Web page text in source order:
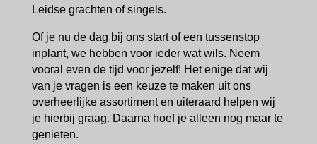
Leidse grachten of singels.
Of je nu de dag bij ons start of een tussenstop
inplant, we hebben voor ieder wat wils. Neem
vooral even de tijd voor jezelf! Het enige dat wij
van je vragen is een keuze te maken uit ons
overheerlijke assortiment en uiteraard helpen wij
je hierbij graag. Daarna hoef je alleen nog maar te
genieten.